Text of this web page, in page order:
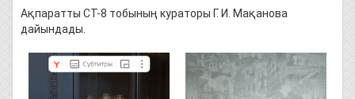
Ақпаратты СТ-8 тобының кураторы Г. И. Мақанова
дайындады.